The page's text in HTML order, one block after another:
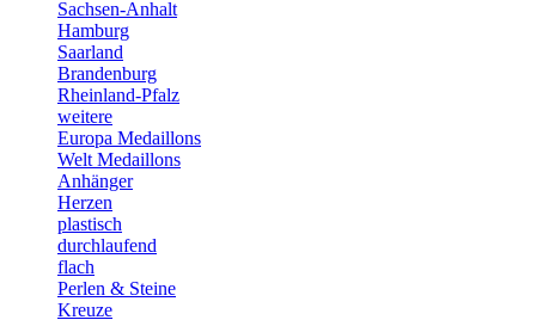
Sachsen-Anhalt
Hamburg
Saarland
Brandenburg
Rheinland-Pfalz
weitere
Europa Medaillons
Welt Medaillons
Anhänger
Herzen
plastisch
durchlaufend
flach
Perlen & Steine
Kreuze